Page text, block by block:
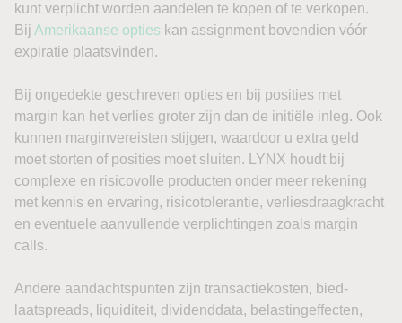
kunt verplicht worden aandelen te kopen of te verkopen.
Bij Amerikaanse opties kan assignment bovendien vóór
expiratie plaatsvinden.
Bij ongedekte geschreven opties en bij posities met
margin kan het verlies groter zijn dan de initiële inleg. Ook
kunnen marginvereisten stijgen, waardoor u extra geld
moet storten of posities moet sluiten. LYNX houdt bij
complexe en risicovolle producten onder meer rekening
met kennis en ervaring, risicotolerantie, verliesdraagkracht
en eventuele aanvullende verplichtingen zoals margin
calls.
Andere aandachtspunten zijn transactiekosten, bied-
laatspreads, liquiditeit, dividenddata, belastingeffecten,